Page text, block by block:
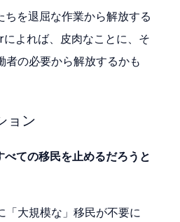
ちを退屈な作業から解放する
よれば、皮肉なことに、そ
者の必要から解放するかも
ョン
ての移民を止めるだろうと
「大規模な」移民が不要に